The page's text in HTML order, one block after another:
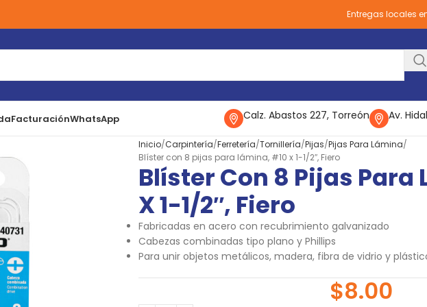
Entregas locales
FacturaciónWhatsApp Calz. Abastos 227, Torreón Av.
Inicio Carpintería Ferretería Tornillería Pijas Pijas Para Lámina
Blíster con 8 pijas para lámina, #10 x 1-1/2″, Fiero
Blíster Con 8 Pijas Para
X 1-1/2″, Fiero
Fabricadas en acero con recubrimiento galvanizado
Cabezas combinadas tipo plano y Phillips
Para unir objetos metálicos, madera, fibra de vidrio y
$8.00